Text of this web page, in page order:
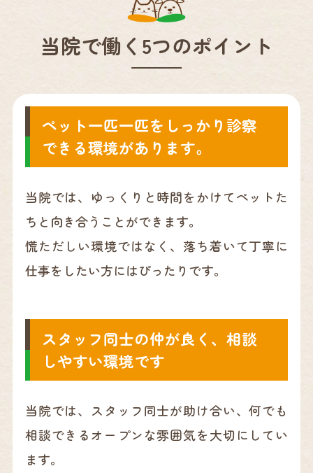
当院で働く5つのポイント
ペット一匹一匹をしっかり診察
できる環境があります。
当院では、ゆっくりと時間をかけてペットた
ちと向き合うことができます。
慌ただしい環境ではなく、落ち着いて丁寧に
仕事をしたい方にはぴったりです。
スタッフ同士の仲が良く、相談
しやすい環境です
当院では、スタッフ同士が助け合い、何でも
相談できるオープンな雰囲気を大切にしてい
ます。